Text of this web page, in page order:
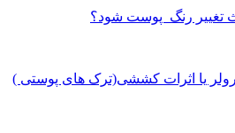
تغییر رنگ ‍ پوست شود؟
یا اثرات کششی(ترک های پوستی )